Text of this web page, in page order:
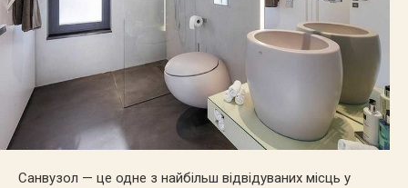
Санвузол — це одне з найбільш відвідуваних місць у